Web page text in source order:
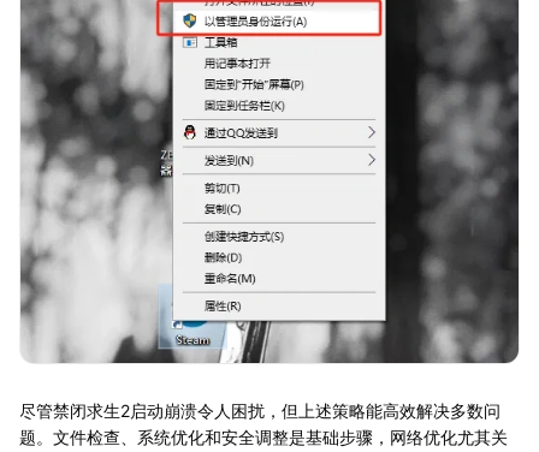
尽管禁闭求生2启动崩溃令人困扰，但上述策略能高效解决多数问
题。文件检查、系统优化和安全调整是基础步骤，网络优化尤其关